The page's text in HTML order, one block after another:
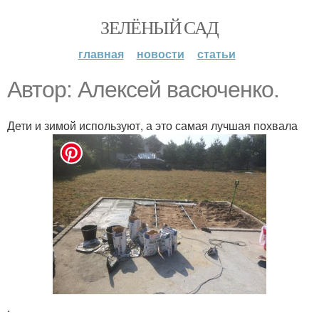
ЗЕЛЁНЫЙ САД
главная новости статьи
Автор: Алексей васюченко.
Дети и зимой используют, а это самая лучшая похвала
.